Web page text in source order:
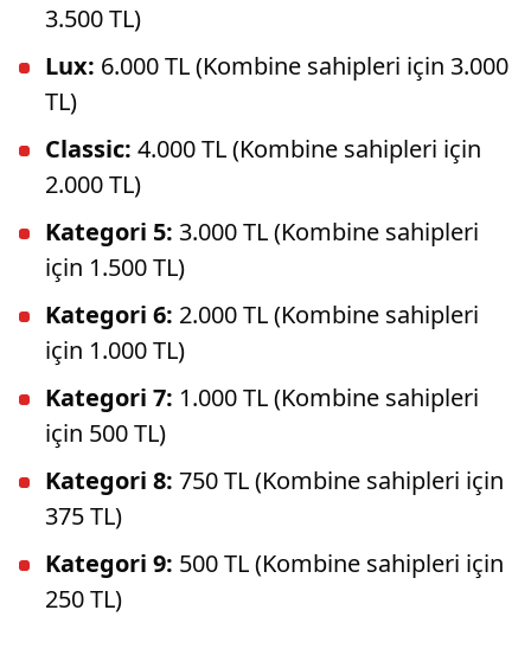
3.500 TL)
Lux: 6.000 TL (Kombine sahipleri için 3.000
TL)
Classic: 4.000 TL (Kombine sahipleri için
2.000 TL)
Kategori 5: 3.000 TL (Kombine sahipleri
için 1.500 TL)
Kategori 6: 2.000 TL (Kombine sahipleri
için 1.000 TL)
Kategori 7: 1.000 TL (Kombine sahipleri
için 500 TL)
Kategori 8: 750 TL (Kombine sahipleri için
375 TL)
Kategori 9: 500 TL (Kombine sahipleri için
250 TL)